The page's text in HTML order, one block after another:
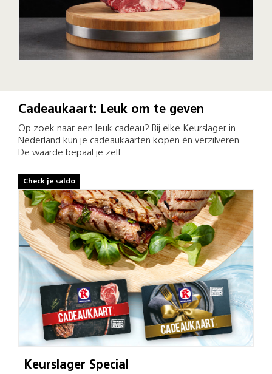
Cadeaukaart: Leuk om te geven
Op zoek naar een leuk cadeau? Bij elke Keurslager in
Nederland kun je cadeaukaarten kopen én verzilveren.
De waarde bepaal je zelf.
Check je saldo
Keurslager Special